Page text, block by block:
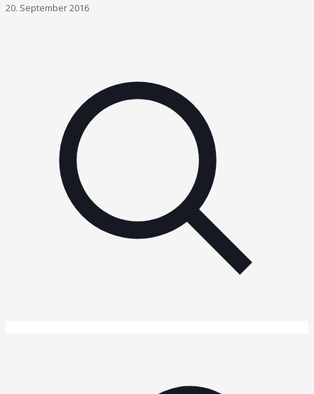
20. September 2016